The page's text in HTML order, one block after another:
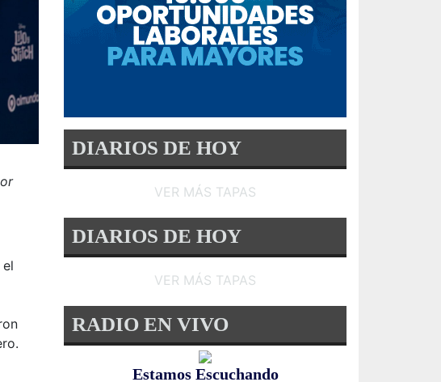
DIARIOS DE HOY
VER MÁS TAPAS
DIARIOS DE HOY
VER MÁS TAPAS
RADIO EN VIVO
Estamos Escuchando